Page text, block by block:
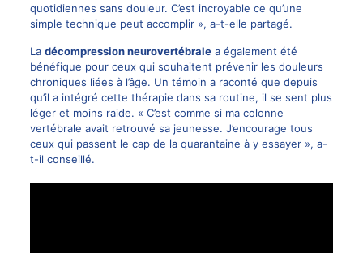
quotidiennes sans douleur. C’est incroyable ce qu’une
simple technique peut accomplir », a-t-elle partagé.
La décompression neurovertébralea également été
bénéfique pour ceux qui souhaitent prévenir les douleurs
chroniques liées à l’âge. Un témoin a raconté que depuis
qu’il a intégré cette thérapie dans sa routine, il se sent plus
léger et moins raide. « C’est comme si ma colonne
vertébrale avait retrouvé sa jeunesse. J’encourage tous
ceux qui passent le cap de la quarantaine à y essayer », a-
t-il conseillé.